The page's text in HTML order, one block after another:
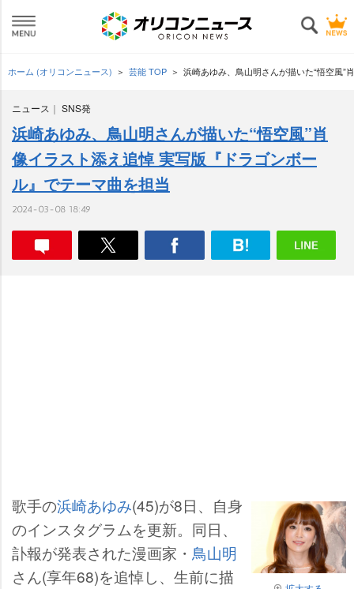
ホーム (オリコンニュース) 芸能 TOP 浜崎あゆみ、鳥山明さんが描いた“悟空風”
ニュース SNS発
浜崎あゆみ、鳥山明さんが描いた“悟空風”肖
像イラスト添え追悼 実写版『ドラゴンボー
ル』でテーマ曲を担当
2024-03-08 18:49
歌手の浜崎あゆみ(45)が8日、自身
のインスタグラムを更新。同日、
訃報が発表された漫画家・ 鳥山明
さん(享年68)を追悼し、生前に描